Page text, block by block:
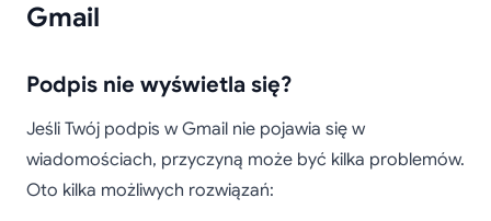
Gmail
Podpis nie wyświetla się?
Jeśli Twój podpis w Gmail nie pojawia się w
wiadomościach, przyczyną może być kilka problemów.
Oto kilka możliwych rozwiązań: